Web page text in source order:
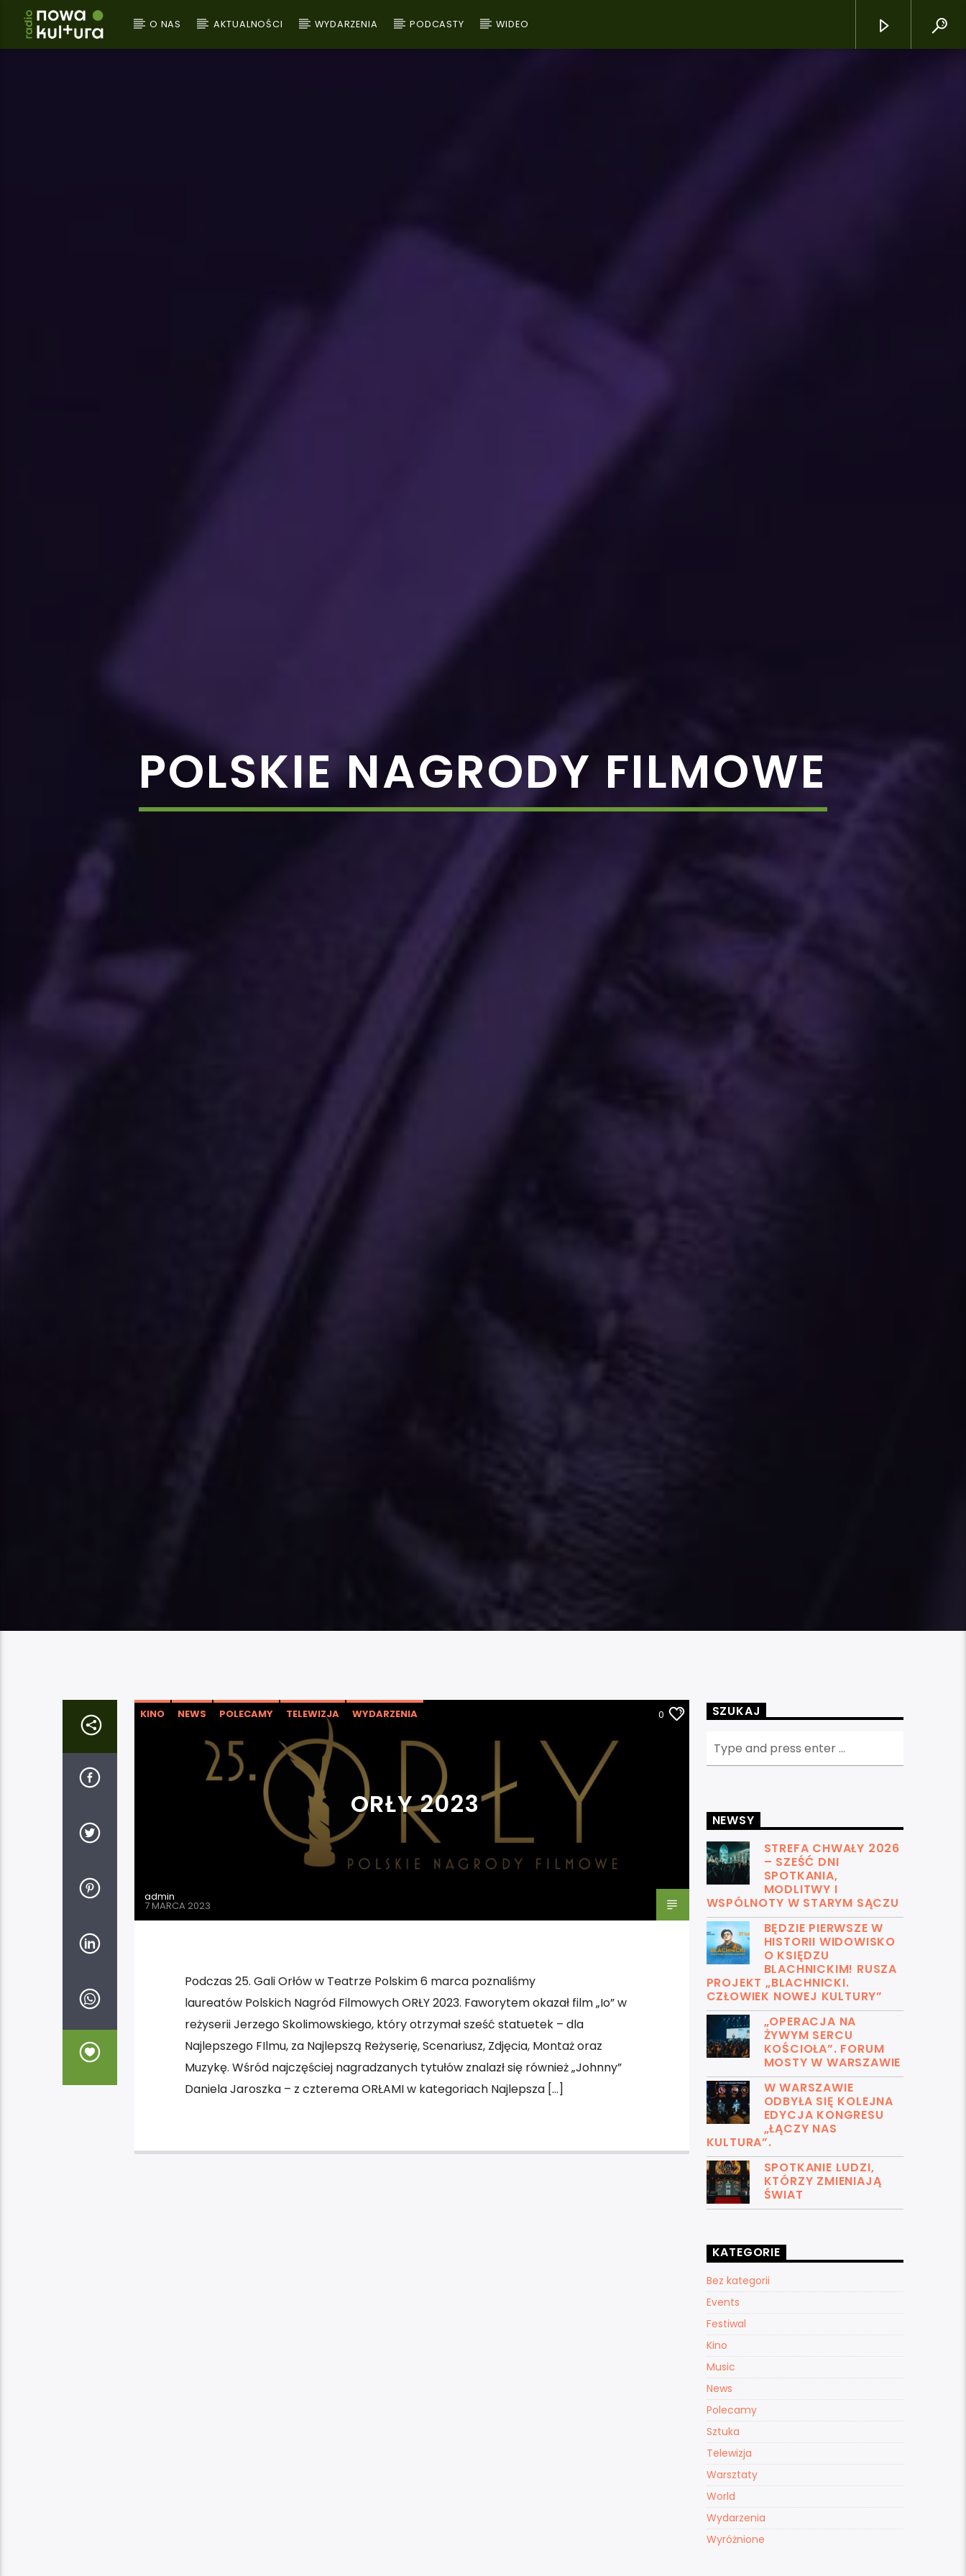
O NAS AKTUALNOŚCI WYDARZENIA PODCASTY WIDEO
POLSKIE NAGRODY FILMOWE
KINO NEWS POLECAMY TELEWIZJA WYDARZENIA 0
ORŁY 2023
admin
7 MARCA 2023
Podczas 25. Gali Orłów w Teatrze Polskim 6 marca poznaliśmy
laureatów Polskich Nagród Filmowych ORŁY 2023. Faworytem okazał film „Io” w
reżyserii Jerzego Skolimowskiego, który otrzymał sześć statuetek – dla
Najlepszego FIlmu, za Najlepszą Reżyserię, Scenariusz, Zdjęcia, Montaż oraz
Muzykę. Wśród najczęściej nagradzanych tytułów znalazł się również „Johnny”
Daniela Jaroszka – z czterema ORŁAMI w kategoriach Najlepsza […]
SZUKAJ
NEWSY
STREFA CHWAŁY 2026
– SZEŚĆ DNI
SPOTKANIA,
MODLITWY I
WSPÓLNOTY W STARYM SĄCZU
BĘDZIE PIERWSZE W
HISTORII WIDOWISKO
O KSIĘDZU
BLACHNICKIM! RUSZA
PROJEKT „BLACHNICKI.
CZŁOWIEK NOWEJ KULTURY”
„OPERACJA NA
ŻYWYM SERCU
KOŚCIOŁA”. FORUM
MOSTY W WARSZAWIE
W WARSZAWIE
ODBYŁA SIĘ KOLEJNA
EDYCJA KONGRESU
„ŁĄCZY NAS
KULTURA”.
SPOTKANIE LUDZI,
KTÓRZY ZMIENIAJĄ
ŚWIAT
KATEGORIE
Bez kategorii
Events
Festiwal
Kino
Music
News
Polecamy
Sztuka
Telewizja
Warsztaty
World
Wydarzenia
Wyróżnione